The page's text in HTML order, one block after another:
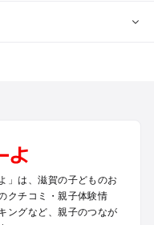
」は、滋賀の子どものお
クチコミ・親子体験情
ングなど、親子のつなが